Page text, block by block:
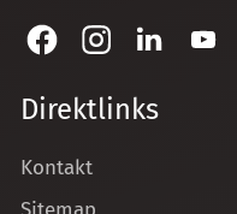
Direktlinks
Kontakt